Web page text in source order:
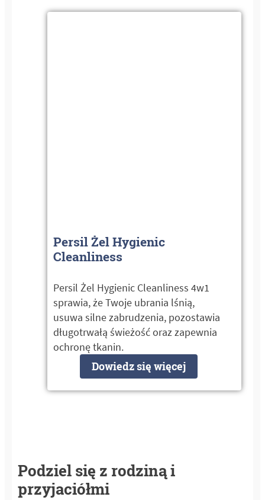
Persil Żel Hygienic
Cleanliness
Persil Żel Hygienic Cleanliness 4w1
sprawia, że Twoje ubrania lśnią,
usuwa silne zabrudzenia, pozostawia
długotrwałą świeżość oraz zapewnia
ochronę tkanin.
Dowiedz się więcej
Podziel się z rodziną i
przyjaciółmi